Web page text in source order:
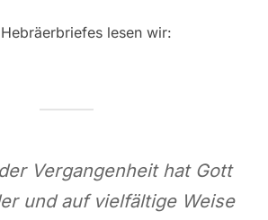
lesen wir:
der Vergangenheit hat Gott
und auf vielfältige Weise